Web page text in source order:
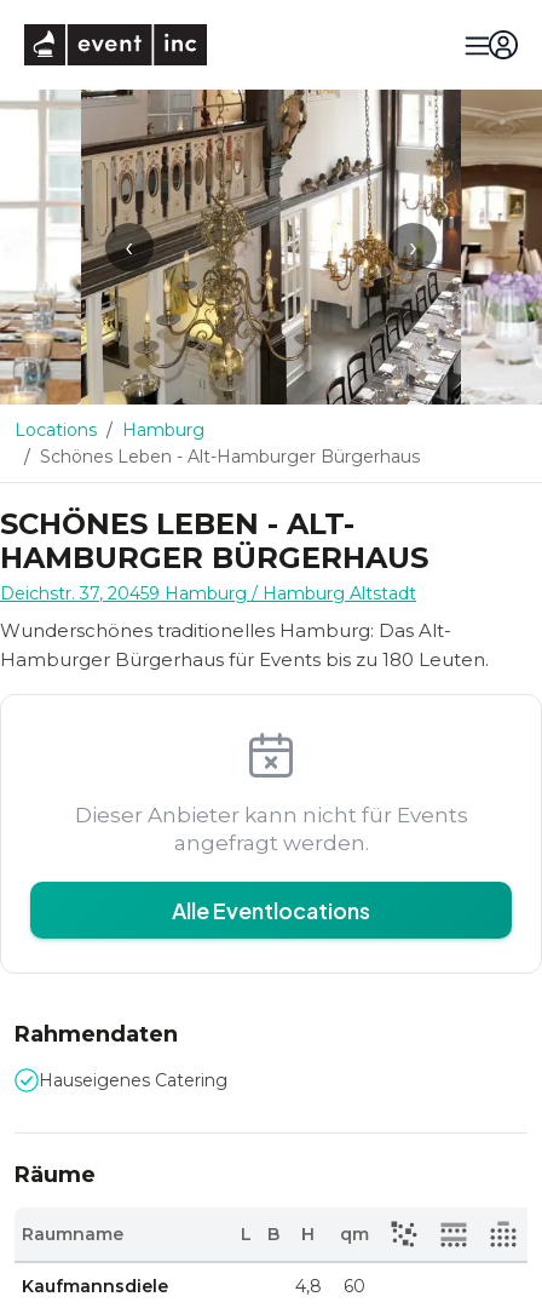
‹ ›
Locations
Hamburg
Schönes Leben - Alt-Hamburger Bürgerhaus
SCHÖNES LEBEN - ALT-
HAMBURGER BÜRGERHAUS
Deichstr. 37, 20459 Hamburg / Hamburg Altstadt
Wunderschönes traditionelles Hamburg: Das Alt-
Hamburger Bürgerhaus für Events bis zu 180 Leuten.
Dieser Anbieter kann nicht für Events
angefragt werden.
Alle Eventlocations
Rahmendaten
Hauseigenes Catering
Räume
Raumname L B H qm
Kaufmannsdiele 4,8 60